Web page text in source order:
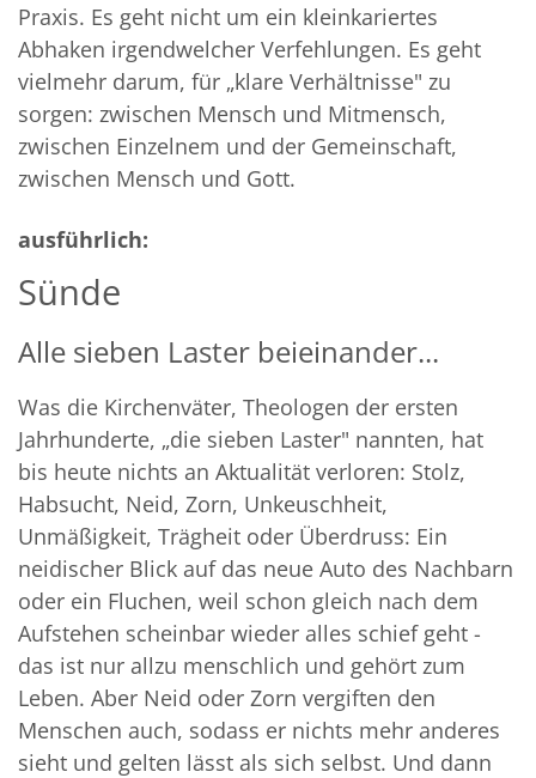
Praxis. Es geht nicht um ein kleinkariertes
Abhaken irgendwelcher Verfehlungen. Es geht
vielmehr darum, für „klare Verhältnisse" zu
sorgen: zwischen Mensch und Mitmensch,
zwischen Einzelnem und der Gemeinschaft,
zwischen Mensch und Gott.
ausführlich:
Sünde
Alle sieben Laster beieinander...
Was die Kirchenväter, Theologen der ersten
Jahrhunderte, „die sieben Laster" nannten, hat
bis heute nichts an Aktualität verloren: Stolz,
Habsucht, Neid, Zorn, Unkeuschheit,
Unmäßigkeit, Trägheit oder Überdruss: Ein
neidischer Blick auf das neue Auto des Nachbarn
oder ein Fluchen, weil schon gleich nach dem
Aufstehen scheinbar wieder alles schief geht -
das ist nur allzu menschlich und gehört zum
Leben. Aber Neid oder Zorn vergiften den
Menschen auch, sodass er nichts mehr anderes
sieht und gelten lässt als sich selbst. Und dann